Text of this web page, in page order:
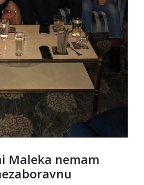
Maleka nemam